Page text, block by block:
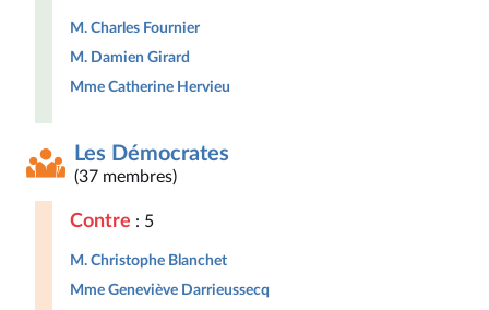
M. Charles Fournier
M. Damien Girard
Mme Catherine Hervieu
Les Démocrates
(37 membres)
Contre : 5
M. Christophe Blanchet
Mme Geneviève Darrieussecq